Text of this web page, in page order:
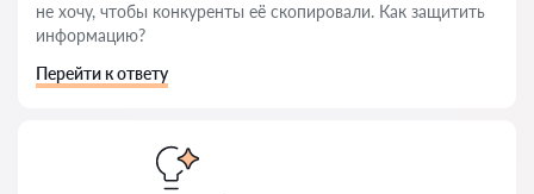
не хочу, чтобы конкуренты её скопировали. Как защитить
информацию?
Перейти к ответу